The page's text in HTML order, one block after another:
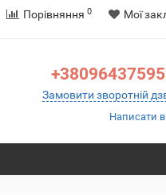
Порівняння 0 Мої
Замовити зворотній
Написати